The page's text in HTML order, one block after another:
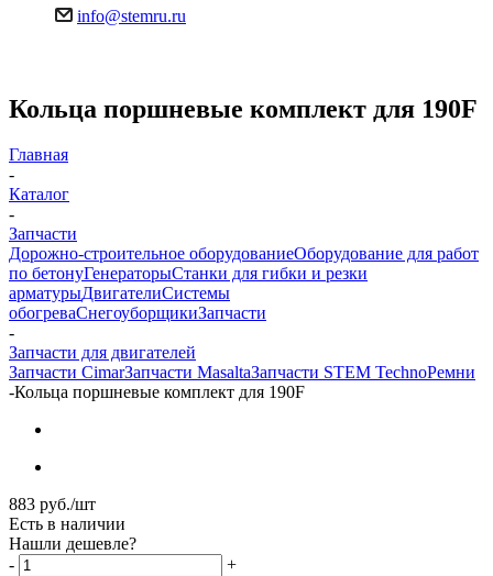
info@stemru.ru
Кольца поршневые комплект для 190F
Главная
-
Каталог
-
Запчасти
Дорожно-строительное оборудованиеОборудование для работ
по бетонуГенераторыСтанки для гибки и резки
арматурыДвигателиСистемы
обогреваСнегоуборщикиЗапчасти
-
Запчасти для двигателей
Запчасти CimarЗапчасти MasaltaЗапчасти STEM TechnoРемни
-Кольца поршневые комплект для 190F
883 руб./шт
Есть в наличии
Нашли дешевле?
-
+